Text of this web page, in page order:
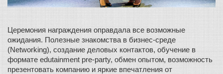
Церемония награждения оправдала все возможные
ожидания. Полезные знакомства в бизнес-среде
(Networking), создание деловых контактов, обучение в
формате edutainment pre-party, обмен опытом, возможность
презентовать компанию и яркие впечатления от